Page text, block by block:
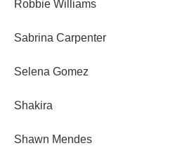
Robbie Williams
Sabrina Carpenter
Selena Gomez
Shakira
Shawn Mendes